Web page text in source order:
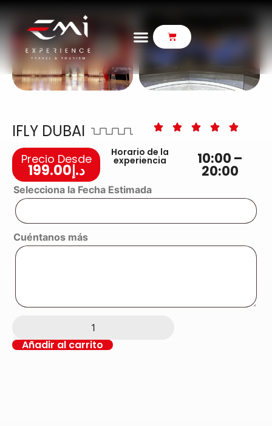
IFLY DUBAI
Selecciona la Fecha Estimada
Cuéntanos más
Añadir al carrito
Precio Desde
د.إ199.00
Horario de la
experiencia 10:00 –
20:00